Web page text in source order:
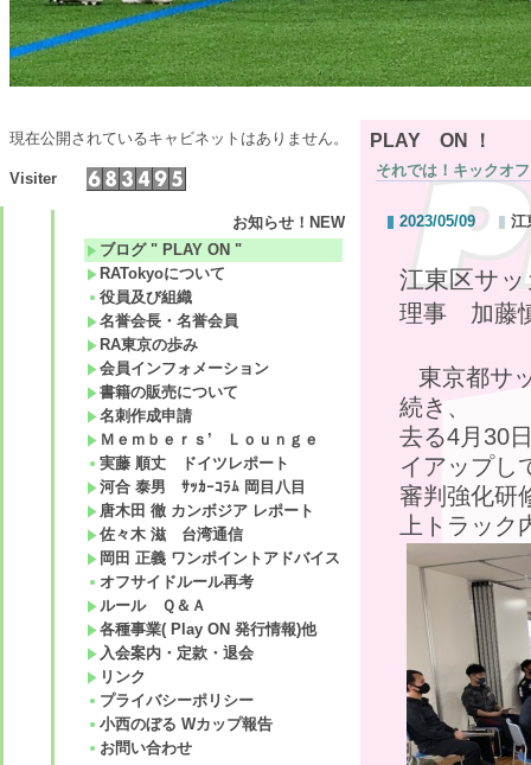
現在公開されているキャビネットはありません。
Visiter
お知らせ！NEW
ブログ " PLAY ON "
RATokyoについて
役員及び組織
名誉会長・名誉会員
RA東京の歩み
会員インフォメーション
書籍の販売について
名刺作成申請
Ｍｅｍｂｅｒｓ’ Ｌｏｕｎｇｅ
実藤 順丈 ドイツレポート
河合 泰男 ｻｯｶｰｺﾗﾑ 岡目八目
唐木田 徹 カンボジア レポート
佐々木 滋 台湾通信
岡田 正義 ワンポイントアドバイス
オフサイドルール再考
ルール Ｑ＆Ａ
各種事業( Play ON 発行情報)他
入会案内・定款・退会
リンク
プライバシーポリシー
小西のぼる Wカップ報告
お問い合わせ
PLAY ON ！
それでは！キックオ
2023/05/09 江
江東区サ
理事 加藤
東京都サ
続き、
去る4月30
イアップし
審判強化研
上トラッ